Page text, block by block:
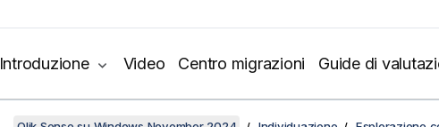
Introduzione Video Centro migrazioni Guide di